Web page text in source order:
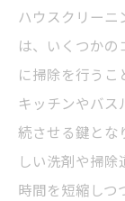
ハウスクリーニ
は、いくつかの
に掃除を行うこ
キッチンやバ
続させる鍵とな
しい洗剤や掃
時間を短縮しつ